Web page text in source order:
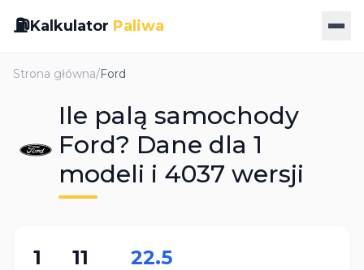
⛽Kalkulator Paliwa
Strona główna/Ford
Ile palą samochody
Ford? Dane dla 1
modeli i 4037 wersji
1 11 22.5